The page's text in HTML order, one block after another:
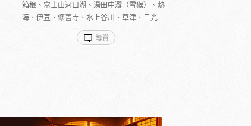
箱根、富士山河口湖、湯田中澀（雪猴）、熱
海、伊豆、修善寺、水上谷川、草津、日光
導賞